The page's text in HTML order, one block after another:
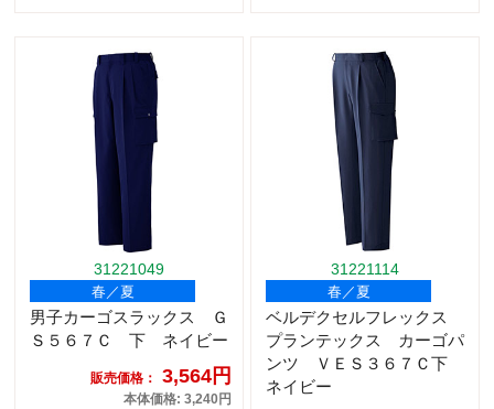
31221049
春／夏
男子カーゴスラックス Ｇ
Ｓ５６７Ｃ 下 ネイビー
販売価格： 3,564円
本体価格: 3,240円
31221114
春／夏
ベルデクセルフレックス
プランテックス カーゴパ
ンツ ＶＥＳ３６７Ｃ下
ネイビー